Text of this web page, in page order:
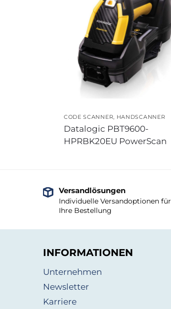
CODE SCANNER, HANDSCANNER
Datalogic PBT9600-
HPRBK20EU PowerScan
Versandlösungen
Individuelle Versandoptionen für
Ihre Bestellung
INFORMATIONEN
Unternehmen
Newsletter
Karriere